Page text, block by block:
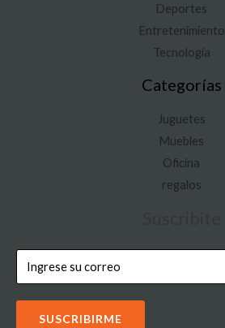
Deportes
Entretenimiento
Tecnología
Categorías
Juguetes
Muebles
Oficina
regalos
SUSCRIBIRME